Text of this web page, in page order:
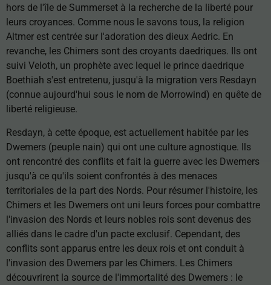
hors de l'île de Summerset à la recherche de la liberté pour
leurs croyances. Comme nous le savons tous, la religion
Altmer est centrée sur l'adoration des dieux Aedric. En
revanche, les Chimers sont des croyants daedriques. Ils ont
suivi Veloth, un prophète avec lequel le prince daedrique
Boethiah s'est entretenu, jusqu'à la migration vers Resdayn
(connue aujourd'hui sous le nom de Morrowind) en quête de
liberté religieuse.
Resdayn, à cette époque, est actuellement habitée par les
Dwemers (peuple nain) qui ont une culture agnostique. Ils
ont rencontré des conflits et fait la guerre avec les Dwemers
jusqu'à ce qu'ils soient confrontés à des menaces
territoriales de la part des Nords. Pour résumer l'histoire, les
Chimers et les Dwemers ont uni leurs forces pour combattre
l'invasion des Nords et leurs nobles rois sont devenus des
alliés dans le cadre d'un pacte exclusif. Cependant, des
conflits sont apparus entre les deux rois et ont conduit à
l'invasion des Dwemers par les Chimers. Les Chimers
découvrirent la source de l'immortalité des Dwemers : le